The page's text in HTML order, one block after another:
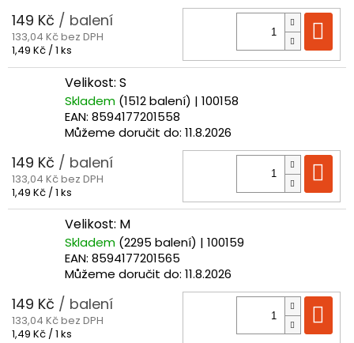
149 Kč / balení
133,04 Kč bez DPH
Měrná
1,49 Kč / 1 ks
Velikost: S
Skladem (1512 balení) | 100158
EAN: 8594177201558
Můžeme doručit do: 11.8.2026
149 Kč / balení
133,04 Kč bez DPH
Měrná
cena:
1,49 Kč / 1 ks
Velikost: M
Skladem (2295 balení) | 100159
EAN: 8594177201565
Můžeme doručit do: 11.8.2026
149 Kč / balení
133,04 Kč bez DPH
Měrná
1,49 Kč / 1 ks